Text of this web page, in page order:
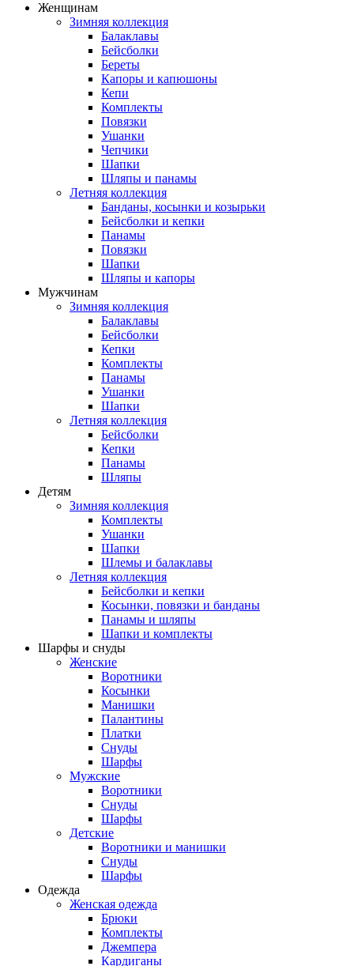
Женщинам
Зимняя коллекция
Балаклавы
Бейсболки
Береты
Капоры и капюшоны
Кепи
Комплекты
Повязки
Ушанки
Чепчики
Шапки
Шляпы и панамы
Летняя коллекция
Банданы, косынки и козырьки
Бейсболки и кепки
Панамы
Повязки
Шапки
Шляпы и капоры
Мужчинам
Зимняя коллекция
Балаклавы
Бейсболки
Кепки
Комплекты
Панамы
Ушанки
Шапки
Летняя коллекция
Бейсболки
Кепки
Панамы
Шляпы
Детям
Зимняя коллекция
Комплекты
Ушанки
Шапки
Шлемы и балаклавы
Летняя коллекция
Бейсболки и кепки
Косынки, повязки и банданы
Панамы и шляпы
Шапки и комплекты
Шарфы и снуды
Женские
Воротники
Косынки
Манишки
Палантины
Платки
Снуды
Шарфы
Мужские
Воротники
Снуды
Шарфы
Детские
Воротники и манишки
Снуды
Шарфы
Одежда
Женская одежда
Брюки
Комплекты
Джемпера
Кардиганы